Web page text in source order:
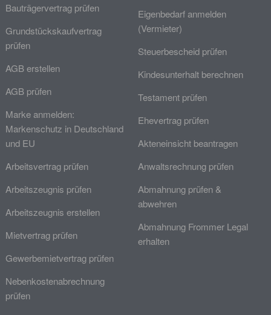
Bauträgervertrag prüfen
Grundstückskaufvertrag
prüfen
AGB erstellen
AGB prüfen
Marke anmelden:
Markenschutz in Deutschland
und EU
Arbeitsvertrag prüfen
Arbeitszeugnis prüfen
Arbeitszeugnis erstellen
Mietvertrag prüfen
Gewerbemietvertrag prüfen
Nebenkostenabrechnung
prüfen
Eigenbedarf anmelden
(Vermieter)
Steuerbescheid prüfen
Kindesunterhalt berechnen
Testament prüfen
Ehevertrag prüfen
Akteneinsicht beantragen
Anwaltsrechnung prüfen
Abmahnung prüfen &
abwehren
Abmahnung Frommer Legal
erhalten